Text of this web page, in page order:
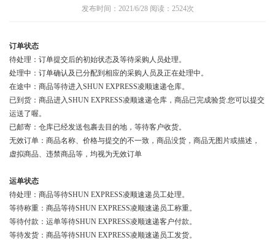
发布时间：2021/6/28 阅读：2524次
订单状态
待处理 ：订单提交后的初始状态及等待采购人员处理。
处理中 ：订单确认及已分配到相应的采购人员及正在处理中。
在途中 ：商品等待进入SHUN EXPRESS凌顺速递仓库。
已到货 ：商品进入SHUN EXPRESS凌顺速递仓库，商品已完成验货.您可以提交
运送了喔。
已邮寄 ：仓库已经发送包裹去目的地，等待客户收货。
无效订单 ：商品名称、价格与提交的不一致，商品没货，商品无图片或描述，
虚拟商品、违禁商品等，均视为无效订单
运单状态
待处理 ：商品等待SHUN EXPRESS凌顺速递员工处理。
等待称重 ：商品等待SHUN EXPRESS凌顺速递员工称重。
等待付款 ：运单等待SHUN EXPRESS凌顺速递客户付款。
等待发货 ：商品等待SHUN EXPRESS凌顺速递员工发货。